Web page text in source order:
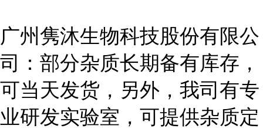
广州隽沐生物科技股份有限公
司：部分杂质长期备有库存，
可当天发货，另外，我司有专
业研发实验室，可提供杂质定